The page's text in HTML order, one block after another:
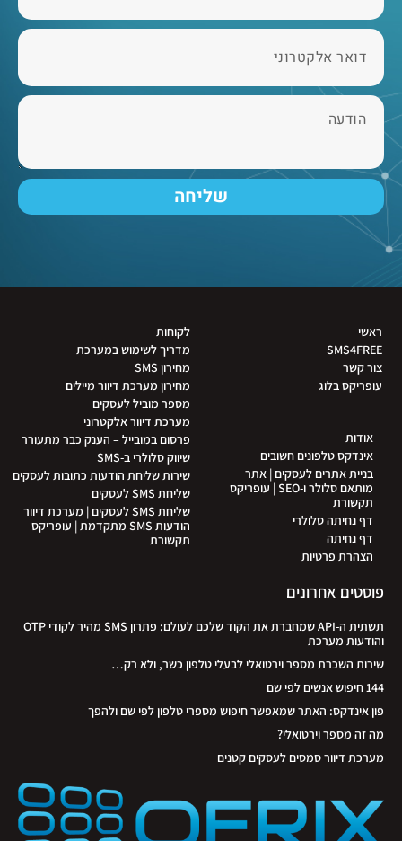
שליחה
ראשי
SMS4FREE
צור קשר
עופריקס בלוג
לקוחות
מדריך לשימוש במערכת
מחירון SMS
מחירון מערכת דיוור מיילים
מספר מוביל לעסקים
מערכת דיוור אלקטרוני
פרסום במובייל – הענק כבר מתעורר
שיווק סלולרי ב-SMS
שירות שליחת הודעות כתובות לעסקים
שליחת SMS לעסקים
שליחת SMS לעסקים | מערכת דיוור
הודעות SMS מתקדמת | עופריקס
תקשורת
אודות
אינדקס טלפונים חשובים
בניית אתרים לעסקים | אתר
מותאם סלולר ו-SEO | עופריקס
תקשורת
דף נחיתה סלולרי
דף נחיתה
הצהרת פרטיות
פוסטים אחרונים
תשתית ה-API שמחברת את הקוד שלכם לעולם: פתרון SMS מהיר לקודי OTP
והודעות מערכת
שירות השכרת מספר וירטואלי לבעלי טלפון כשר, ולא רק…
144 חיפוש אנשים לפי שם
פון אינדקס: האתר שמאפשר חיפוש מספרי טלפון לפי שם ולהפך
מה זה מספר וירטואלי?
מערכת דיוור סמסים לעסקים קטנים